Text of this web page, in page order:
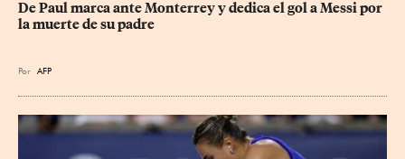
De Paul marca ante Monterrey y dedica el gol a Messi por
la muerte de su padre
Por AFP